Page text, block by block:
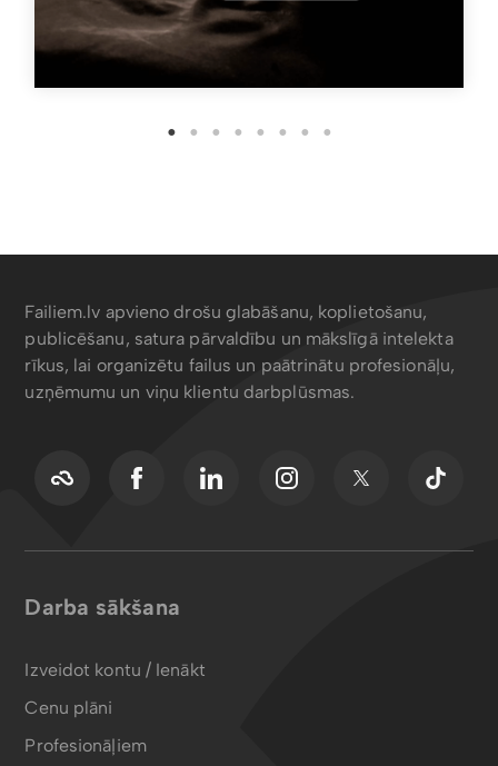
Failiem.lv apvieno drošu glabāšanu, koplietošanu,
publicēšanu, satura pārvaldību un mākslīgā intelekta
rīkus, lai organizētu failus un paātrinātu profesionāļu,
uzņēmumu un viņu klientu darbplūsmas.
Darba sākšana
Izveidot kontu / Ienākt
Cenu plāni
Profesionāļiem